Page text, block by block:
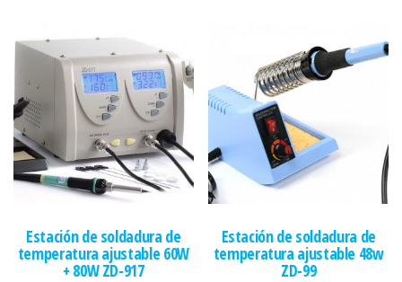
Estación de soldadura de
temperatura ajustable 60W
+ 80W ZD-917
Estación de soldadura de
temperatura ajustable 48w
ZD-99